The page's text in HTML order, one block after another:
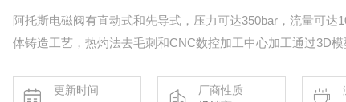
阿托斯电磁阀有直动式和先导式，压力可达350bar，流量可达
体铸造工艺，热灼法去毛刺和CNC数控加工中心加工通过3D
更新时间
厂商性质